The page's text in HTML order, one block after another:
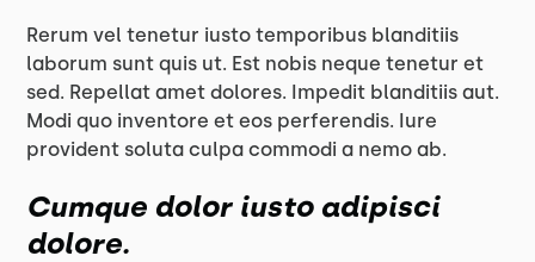
Rerum vel tenetur iusto temporibus blanditiis
laborum sunt quis ut. Est nobis neque tenetur et
sed. Repellat amet dolores. Impedit blanditiis aut.
Modi quo inventore et eos perferendis. Iure
provident soluta culpa commodi a nemo ab.
Cumque dolor iusto adipisci
dolore.